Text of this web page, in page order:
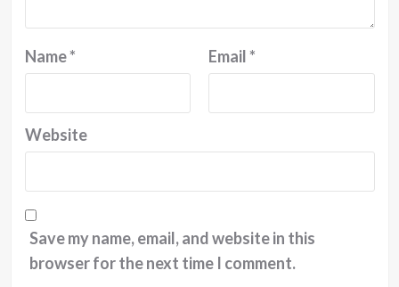
Name* Email*
Website
Save my name, email, and website in this
browser for the next time I comment.